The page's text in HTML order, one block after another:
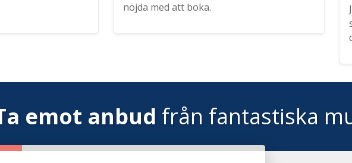
nöjda med att boka.
emot anbud från fantastiska